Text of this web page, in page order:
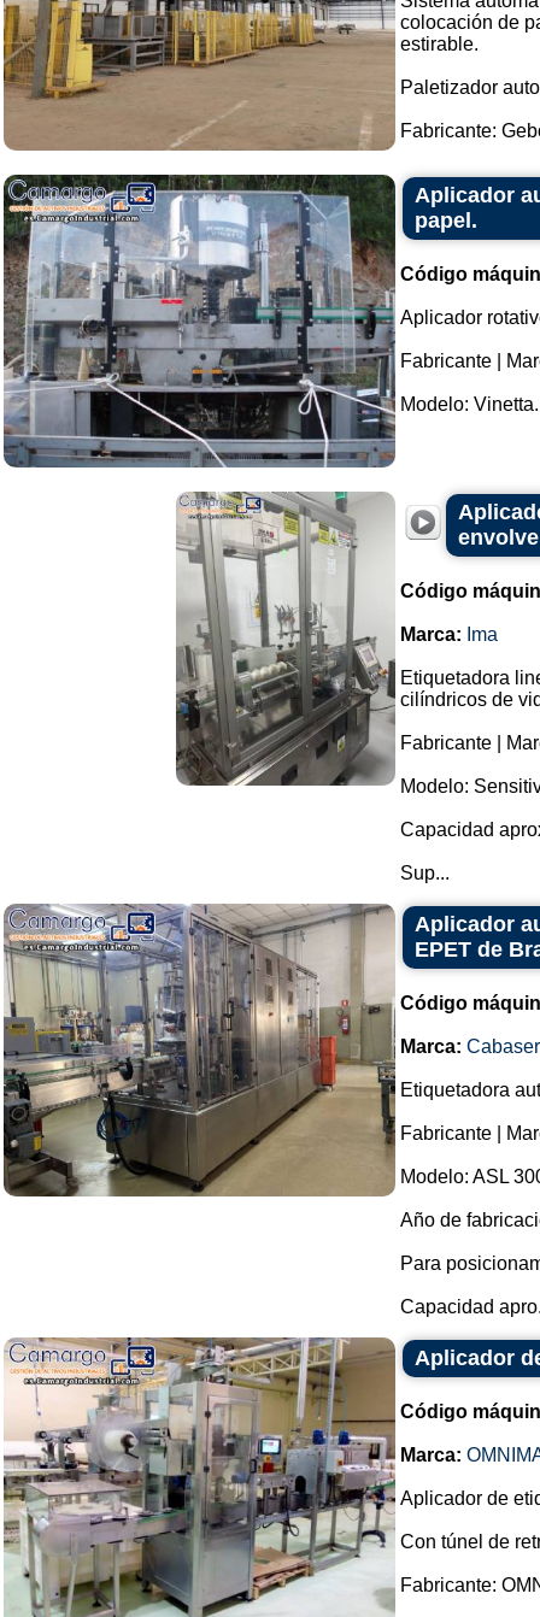
colocación de
estirable.
Paletizador
Fabricante:
Aplicador
papel.
Código
Aplicador
Fabricante |
Modelo:
Código
Marca: Ima
Etiquetadora
cilíndricos de
Fabricante |
Modelo:
Capacidad
Sup...
Aplicador
EPET de
Código
Marca:
Etiquetadora
Fabricante |
Modelo: ASL
Año de
Para
Capacidad
Aplicador
Código
Marca:
Aplicador de
Con túnel de
Fabricante: